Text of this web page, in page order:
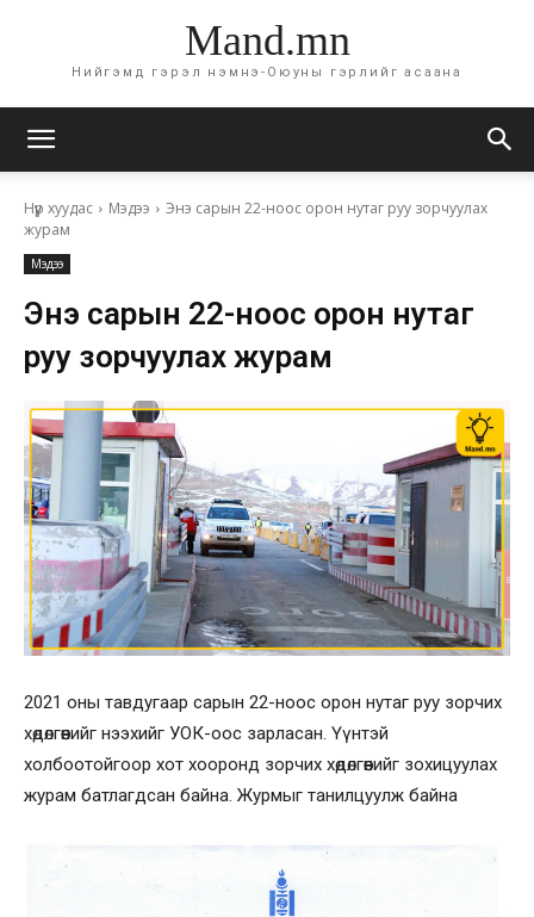
Mand.mn
Нийгэмд гэрэл нэмнэ-Оюуны гэрлийг асаана
Нүүр хуудас Мэдээ
Энэ сарын 22-ноос орон нутаг руу зорчуулах
журам
Мэдээ
Энэ сарын 22-ноос орон нутаг
руу зорчуулах журам
2021 оны тавдугаар сарын 22-ноос орон нутаг руу зорчих
хөдөлгөөнийг нээхийг УОК-оос зарласан. Үүнтэй
холбоотойгоор хот хооронд зорчих хөдөлгөөнийг зохицуулах
журам батлагдсан байна. Журмыг танилцуулж байна